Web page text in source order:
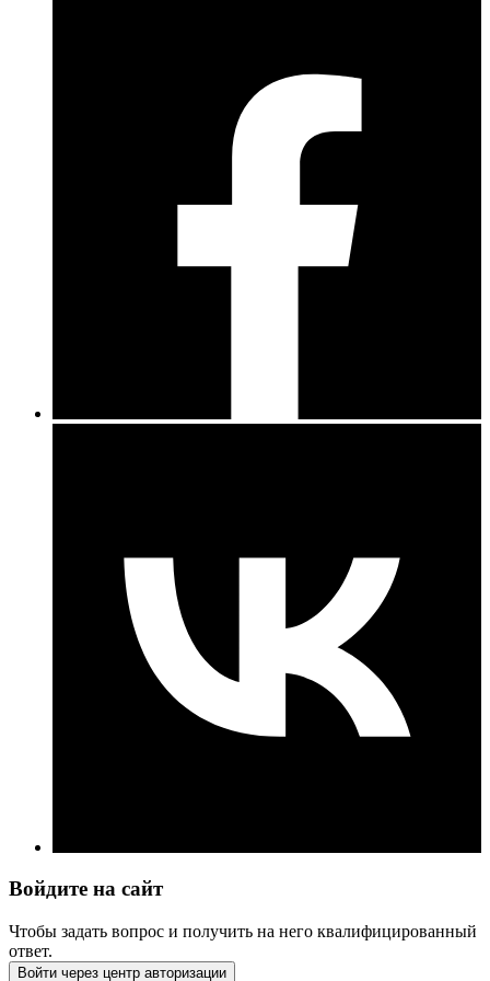
Войдите на сайт
Чтобы задать вопрос и получить на него квалифицированный
ответ.
Войти через центр авторизации